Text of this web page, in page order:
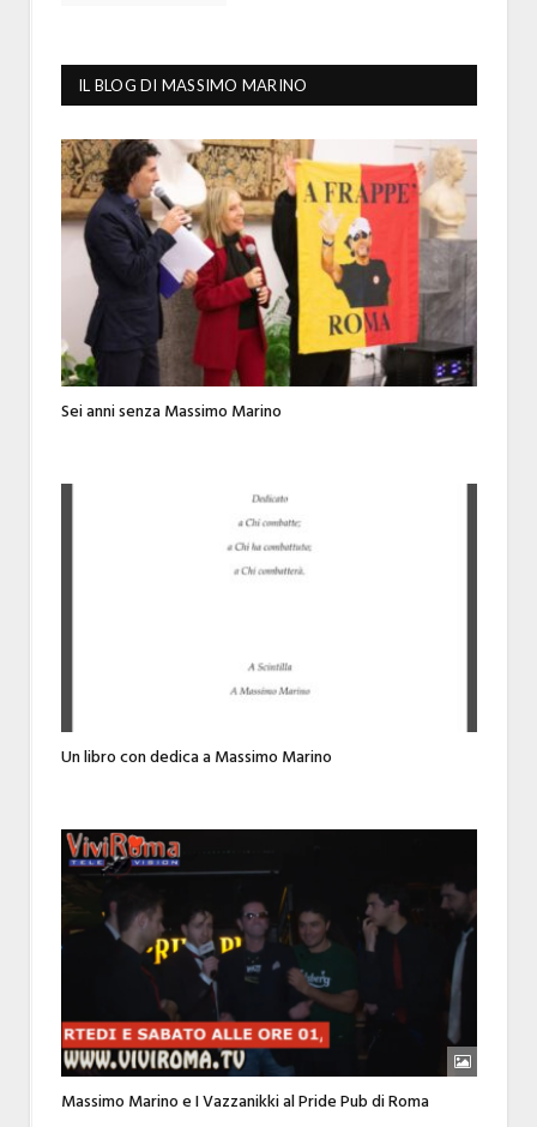
IL BLOG DI MASSIMO MARINO
Sei anni senza Massimo Marino
Un libro con dedica a Massimo Marino
Massimo Marino e I Vazzanikki al Pride Pub di Roma